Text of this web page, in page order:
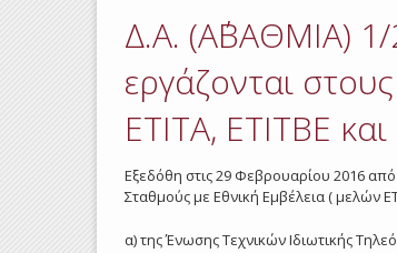
Δ.Α. (Α΄ΒΑΘΜΙΑ)
εργάζονται
ΕΤΙΤΑ, ΕΤΙΤΒΕ
Εξεδόθη στις 29 Φεβρουαρίου 2016
Σταθμούς με Εθνική Εμβέλεια ( μελών
α) της Ένωσης Τεχνικών Ιδιωτικής